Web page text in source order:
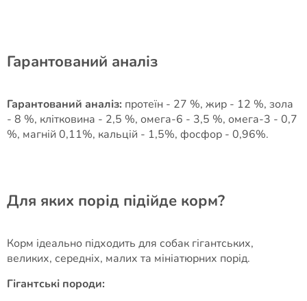
Гарантований аналіз
Гарантований аналіз: протеїн - 27 %, жир - 12 %, зола
- 8 %, клітковина - 2,5 %, омега-6 - 3,5 %, омега-3 - 0,7
%, магній 0,11%, кальцій - 1,5%, фосфор - 0,96%.
Для яких порід підійде корм?
Корм ідеально підходить для собак гігантських,
великих, середніх, малих та мініатюрних порід.
Гігантські породи: